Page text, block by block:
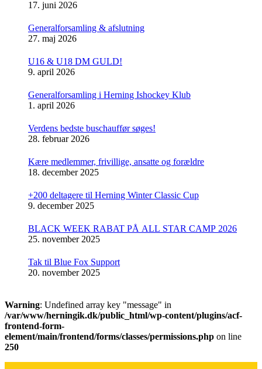
17. juni 2026
Generalforsamling & afslutning
27. maj 2026
U16 & U18 DM GULD!
9. april 2026
Generalforsamling i Herning Ishockey Klub
1. april 2026
Verdens bedste buschauffør søges!
28. februar 2026
Kære medlemmer, frivillige, ansatte og forældre
18. december 2025
+200 deltagere til Herning Winter Classic Cup
9. december 2025
BLACK WEEK RABAT PÅ ALL STAR CAMP 2026
25. november 2025
Tak til Blue Fox Support
20. november 2025
Warning: Undefined array key "message" in
/var/www/herningik.dk/public_html/wp-content/plugins/acf-
frontend-form-
element/main/frontend/forms/classes/permissions.php on line
250